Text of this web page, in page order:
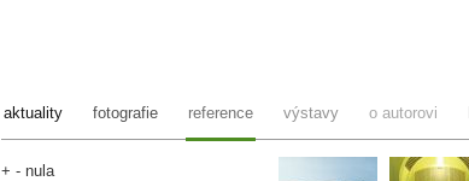
+ - nula
aktuality fotografie reference výstavy o autorovi